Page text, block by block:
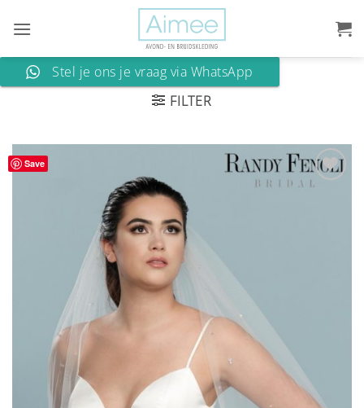
naar
Stel je ons je vraag via WhatsApp
FILTER
Save